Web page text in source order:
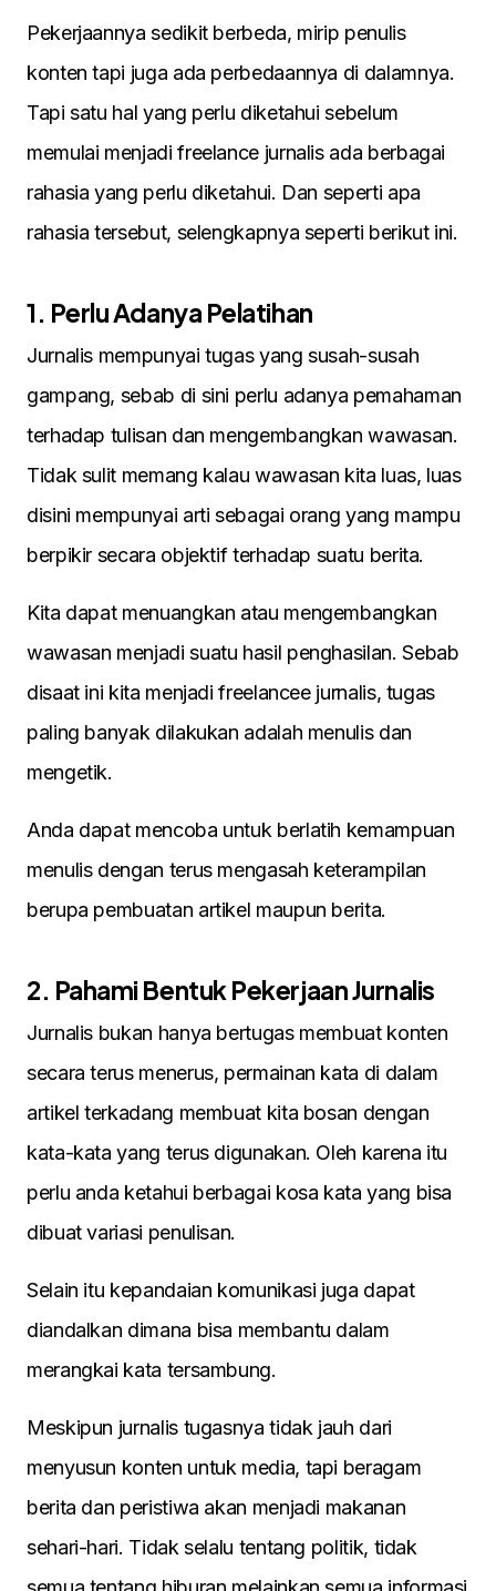
Pekerjaannya sedikit berbeda, mirip penulis
konten tapi juga ada perbedaannya di dalamnya.
Tapi satu hal yang perlu diketahui sebelum
memulai menjadi freelance jurnalis ada berbagai
rahasia yang perlu diketahui. Dan seperti apa
rahasia tersebut, selengkapnya seperti berikut ini.
1. Perlu Adanya Pelatihan
Jurnalis mempunyai tugas yang susah-susah
gampang, sebab di sini perlu adanya pemahaman
terhadap tulisan dan mengembangkan wawasan.
Tidak sulit memang kalau wawasan kita luas, luas
disini mempunyai arti sebagai orang yang mampu
berpikir secara objektif terhadap suatu berita.
Kita dapat menuangkan atau mengembangkan
wawasan menjadi suatu hasil penghasilan. Sebab
disaat ini kita menjadi freelancee jurnalis, tugas
paling banyak dilakukan adalah menulis dan
mengetik.
Anda dapat mencoba untuk berlatih kemampuan
menulis dengan terus mengasah keterampilan
berupa pembuatan artikel maupun berita.
2. Pahami Bentuk Pekerjaan Jurnalis
Jurnalis bukan hanya bertugas membuat konten
secara terus menerus, permainan kata di dalam
artikel terkadang membuat kita bosan dengan
kata-kata yang terus digunakan. Oleh karena itu
perlu anda ketahui berbagai kosa kata yang bisa
dibuat variasi penulisan.
Selain itu kepandaian komunikasi juga dapat
diandalkan dimana bisa membantu dalam
merangkai kata tersambung.
Meskipun jurnalis tugasnya tidak jauh dari
menyusun konten untuk media, tapi beragam
berita dan peristiwa akan menjadi makanan
sehari-hari. Tidak selalu tentang politik, tidak